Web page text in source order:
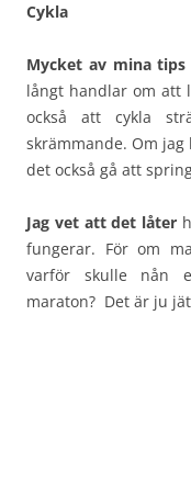
Cykla
Mycket av mina tips
långt handlar om att
också att cykla
skrämmande. Om
det också gå att
Jag vet att det låter
fungerar. För om
varför skulle nån
maraton? Det är ju